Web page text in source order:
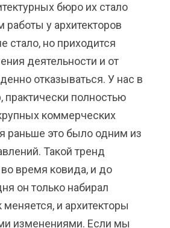
бюро их стало
у архитекторов
стало, но приходится
деятельности и от
отказываться. У нас в
практически полностью
коммерческих
раньше это было одним из
Такой тренд
время ковида, и до
он только набирал
и архитекторы
изменениями. Если мы